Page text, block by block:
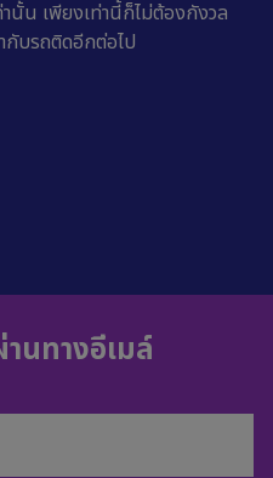
านั้น เพียงเท่านี้ก็ไม่ต้องกังวล
กับรถติดอีกต่อไป
นทางอีเมล์